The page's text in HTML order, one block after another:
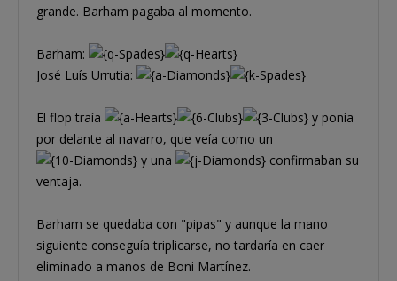
grande. Barham pagaba al momento.
Barham:
José Luís Urrutia:
El flop traía
y ponía
por delante al navarro, que veía como un
y una
confirmaban su
ventaja.
Barham se quedaba con "pipas" y aunque la mano
siguiente conseguía triplicarse, no tardaría en caer
eliminado a manos de Boni Martínez.